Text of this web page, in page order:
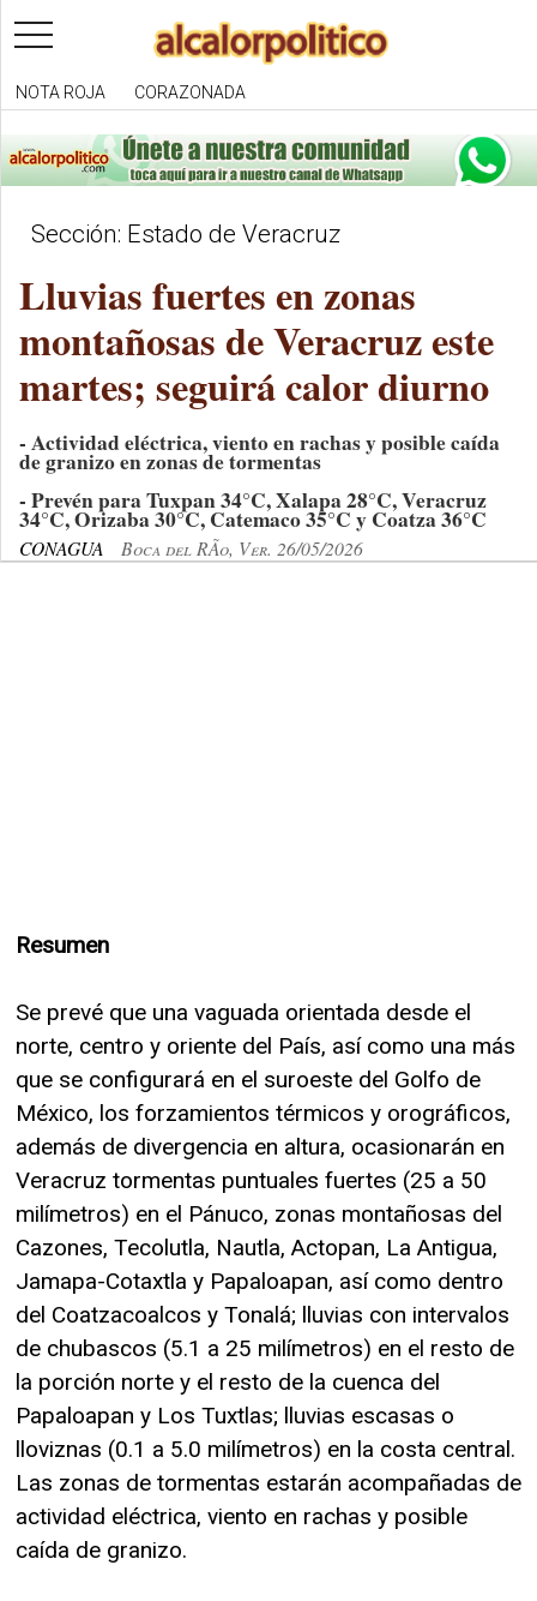
toggle
navigation
NOTA ROJA CORAZONADA
Sección: Estado de Veracruz
Lluvias fuertes en zonas
montañosas de Veracruz este
martes; seguirá calor diurno
- Actividad eléctrica, viento en rachas y posible caída
de granizo en zonas de tormentas
- Prevén para Tuxpan 34°C, Xalapa 28°C, Veracruz
34°C, Orizaba 30°C, Catemaco 35°C y Coatza 36°C
CONAGUA Boca del RÃ­o, Ver. 26/05/2026
Resumen
Se prevé que una vaguada orientada desde el
norte, centro y oriente del País, así como una más
que se configurará en el suroeste del Golfo de
México, los forzamientos térmicos y orográficos,
además de divergencia en altura, ocasionarán en
Veracruz tormentas puntuales fuertes (25 a 50
milímetros) en el Pánuco, zonas montañosas del
Cazones, Tecolutla, Nautla, Actopan, La Antigua,
Jamapa-Cotaxtla y Papaloapan, así como dentro
del Coatzacoalcos y Tonalá; lluvias con intervalos
de chubascos (5.1 a 25 milímetros) en el resto de
la porción norte y el resto de la cuenca del
Papaloapan y Los Tuxtlas; lluvias escasas o
lloviznas (0.1 a 5.0 milímetros) en la costa central.
Las zonas de tormentas estarán acompañadas de
actividad eléctrica, viento en rachas y posible
caída de granizo.